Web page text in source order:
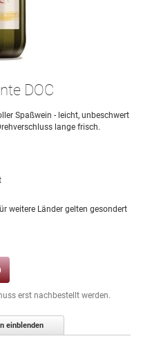
DOC
Spaßwein - leicht, unbeschwert
lange frisch.
weitere Länder gelten gesondert
erst nachbestellt werden.
einblenden